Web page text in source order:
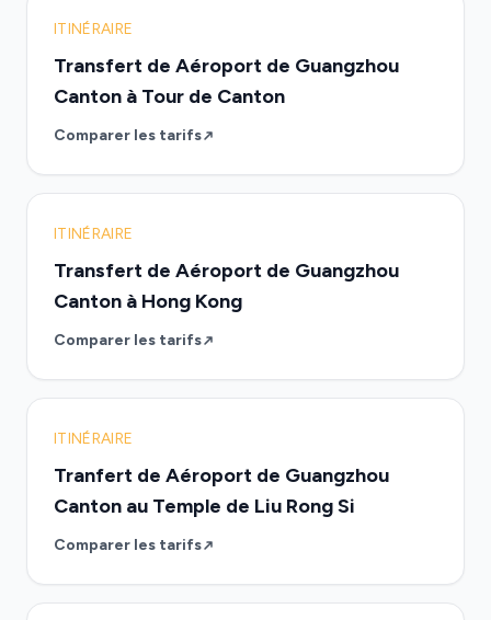
ITINÉRAIRE
Transfert de Aéroport de Guangzhou
Canton à Tour de Canton
Comparer les tarifs
ITINÉRAIRE
Transfert de Aéroport de Guangzhou
Canton à Hong Kong
Comparer les tarifs
ITINÉRAIRE
Tranfert de Aéroport de Guangzhou
Canton au Temple de Liu Rong Si
Comparer les tarifs